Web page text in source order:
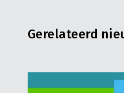
Gerelateerd